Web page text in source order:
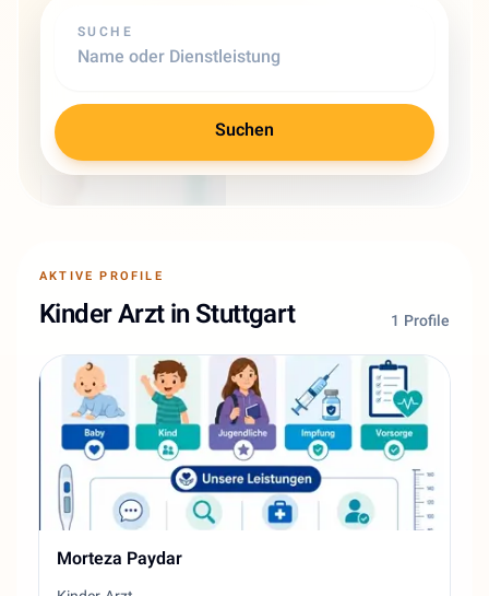
SUCHE
Suchen
AKTIVE PROFILE
Kinder Arzt in Stuttgart 1 Profile
Morteza Paydar